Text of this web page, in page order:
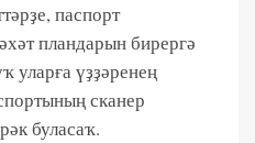
паспорт
пландарын бирергә
уларға үҙҙәренең
сканер
буласаҡ.